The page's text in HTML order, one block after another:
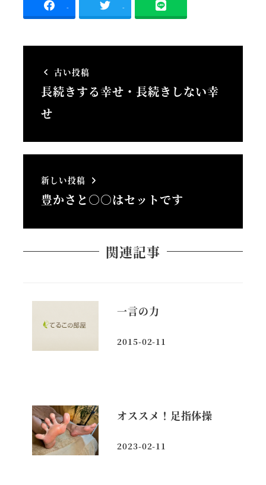
- -
古い投稿
長続きする幸せ・長続きしない幸
せ
新しい投稿
豊かさと○○はセットです
関連記事
一言の力
投稿日
2015-02-11
オススメ！足指体操
投稿日
2023-02-11